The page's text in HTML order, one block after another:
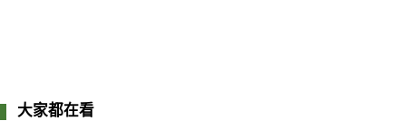
大家都在看